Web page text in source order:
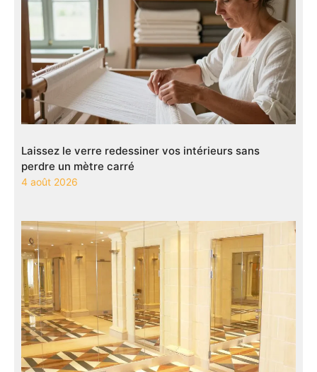
Laissez le verre redessiner vos intérieurs sans
perdre un mètre carré
4 août 2026